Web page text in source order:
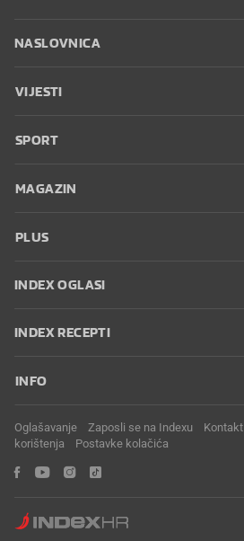
NASLOVNICA
VIJESTI
SPORT
MAGAZIN
PLUS
INDEX OGLASI
INDEX RECEPTI
INFO
Oglašavanje Zaposli se na Indexu Kontakt
korištenja
Postavke kolačića